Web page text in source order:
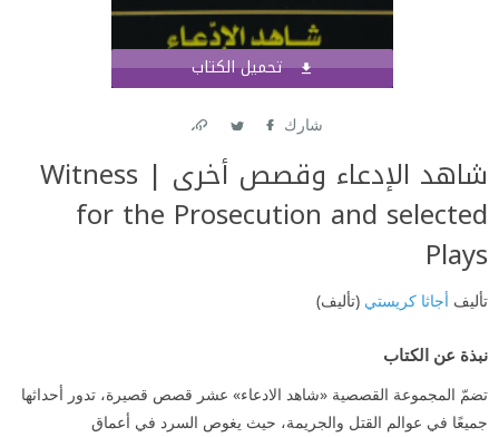
تحميل الكتاب
شارك
شاهد الإدعاء وقصص أخرى | Witness
for the Prosecution and selected
Plays
تأليف أجاثا كريستي (تأليف)
نبذة عن الكتاب
تضمّ المجموعة القصصية «شاهد الادعاء» عشر قصص قصيرة، تدور أحداثها
جميعًا في عوالم القتل والجريمة، حيث يغوص السرد في أعماق